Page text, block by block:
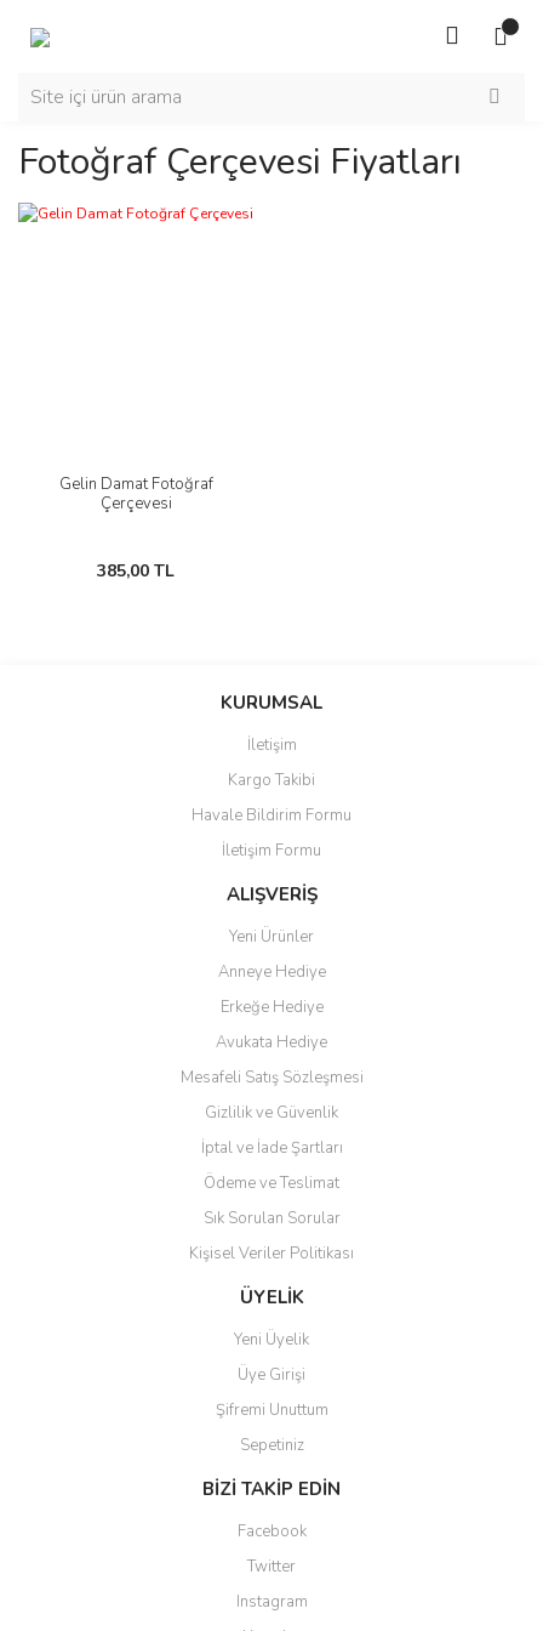
Fotoğraf Çerçevesi Fiyatları
Gelin Damat Fotoğraf
Çerçevesi
385,00 TL
KURUMSAL
İletişim
Kargo Takibi
Havale Bildirim Formu
İletişim Formu
ALIŞVERİŞ
Yeni Ürünler
Anneye Hediye
Erkeğe Hediye
Avukata Hediye
Mesafeli Satış Sözleşmesi
Gizlilik ve Güvenlik
İptal ve İade Şartları
Ödeme ve Teslimat
Sık Sorulan Sorular
Kişisel Veriler Politikası
ÜYELİK
Yeni Üyelik
Üye Girişi
Şifremi Unuttum
Sepetiniz
BİZİ TAKİP EDİN
Facebook
Twitter
Instagram